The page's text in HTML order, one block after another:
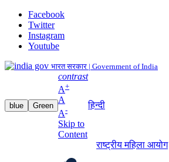
Facebook
Twitter
Instagram
Youtube
भारत सरकार | Government of India
blue Green
contrast
A+
A
A-
Skip to
Content
हिन्दी
राष्ट्रीय महिला आयोग